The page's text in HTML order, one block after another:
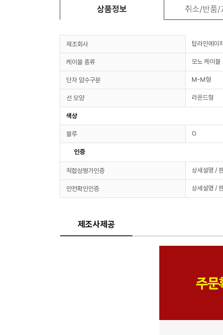
상품정보 취소/반품/
제조회사 탑라인에이
케이블 종류 모노 케이블
단자 암수구분 M-M형
선 모양 라운드형
색상
블루 O
인증
적합성평가인증 상세설명 /
안전확인인증 상세설명 /
제조사제공